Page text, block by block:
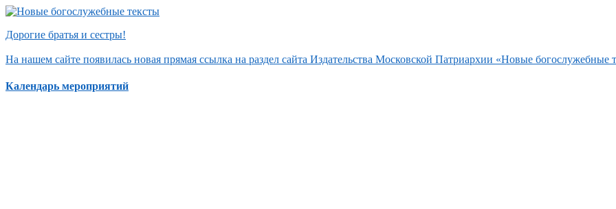
Дорогие братья и сестры!
На нашем сайте появилась новая прямая ссылка на раздел сайта Издательства Московской Патриархии «Новые богослужебные
Календарь мероприятий